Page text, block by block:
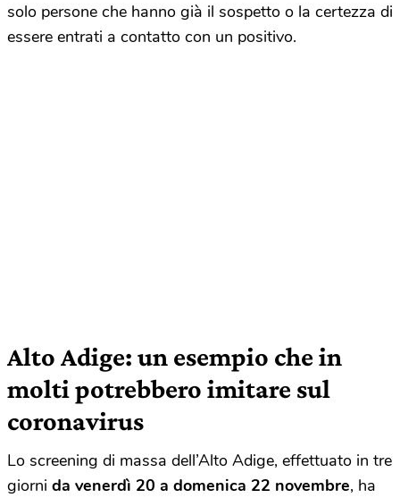
solo persone che hanno già il sospetto o la certezza di
essere entrati a contatto con un positivo.
Alto Adige: un esempio che in
molti potrebbero imitare sul
coronavirus
Lo screening di massa dell’Alto Adige, effettuato in tre
giorni da venerdì 20 a domenica 22 novembre, ha